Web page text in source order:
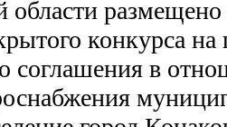
области
конкурса
соглашения в